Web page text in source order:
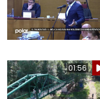
01:56